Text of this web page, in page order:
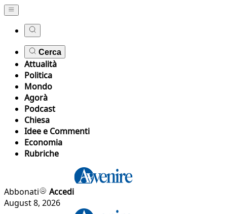
Cerca
Attualità
Politica
Mondo
Agorà
Podcast
Chiesa
Idee e Commenti
Economia
Rubriche
Abbonati
Accedi
August 8, 2026